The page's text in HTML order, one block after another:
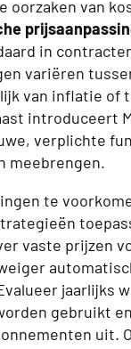
oorzaken van
in
variëren
van inflatie of
introduceert
verplichte
meebrengen.
te
vaste prijzen
jaarlijks
gebruikt
uit.